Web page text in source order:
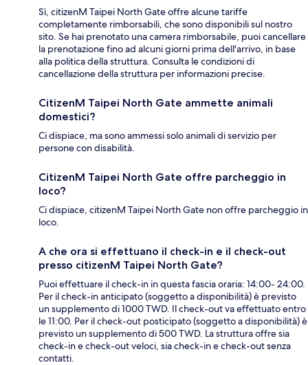
Sì, citizenM Taipei North Gate offre alcune tariffe
completamente rimborsabili, che sono disponibili sul nostro
sito. Se hai prenotato una camera rimborsabile, puoi cancellare
la prenotazione fino ad alcuni giorni prima dell'arrivo, in base
alla politica della struttura. Consulta le condizioni di
cancellazione della struttura per informazioni precise.
CitizenM Taipei North Gate ammette animali
domestici?
Ci dispiace, ma sono ammessi solo animali di servizio per
persone con disabilità.
CitizenM Taipei North Gate offre parcheggio in
loco?
Ci dispiace, citizenM Taipei North Gate non offre parcheggio in
loco.
A che ora si effettuano il check-in e il check-out
presso citizenM Taipei North Gate?
Puoi effettuare il check-in in questa fascia oraria: 14:00- 24:00.
Per il check-in anticipato (soggetto a disponibilità) è previsto
un supplemento di 1000 TWD. Il check-out va effettuato entro
le 11:00. Per il check-out posticipato (soggetto a disponibilità) è
previsto un supplemento di 500 TWD. La struttura offre sia
check-in e check-out veloci, sia check-in e check-out senza
contatti.